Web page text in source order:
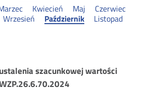
Kwiecień Maj
Czerwiec
Wrzesień Październik
Listopad
szacunkowej wartości